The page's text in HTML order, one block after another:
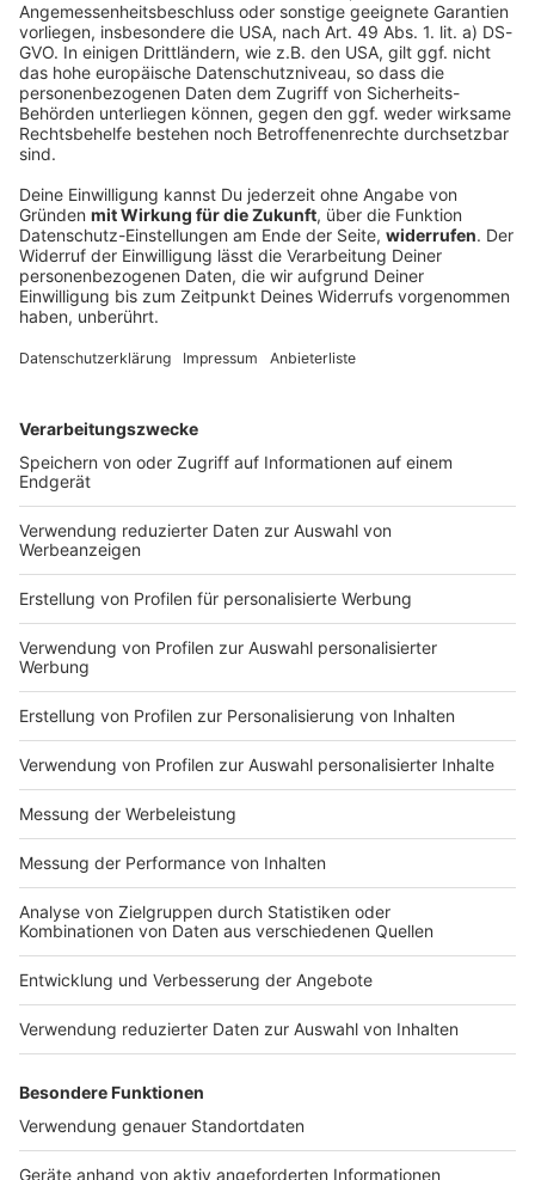
Senioren-Wohnanlage wegen Feuer evakuiert
In einer Wohnanlage für ältere Menschen brennt das
Dachgeschoss. Die Senioren müssen ihre Quartiere
verlassen.
DEINE GEMERKTEN ARTIKEL
Du hast dir noch keine Artikel gemerkt
Markiere sie hierfür mit einem
Impressum
Nutzungsbedingungen
Jobs
Presse
Werben
Archiv
ANTENNE BAYERN GROUP
Kontakt
Studio-Hotline
Verkehrs-Hotline
Newsletter